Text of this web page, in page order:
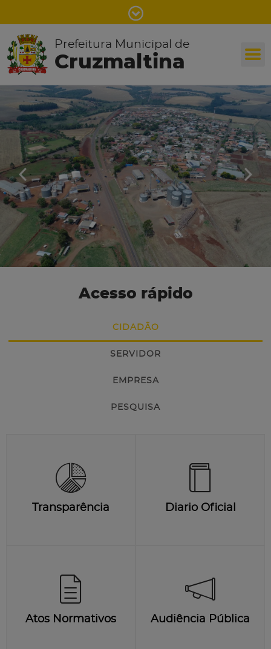
Prefeitura Municipal de
Cruzmaltina
Acesso rápido
CIDADÃO
SERVIDOR
EMPRESA
PESQUISA
Transparência Diario Oficial
Atos Normativos Audiência Pública